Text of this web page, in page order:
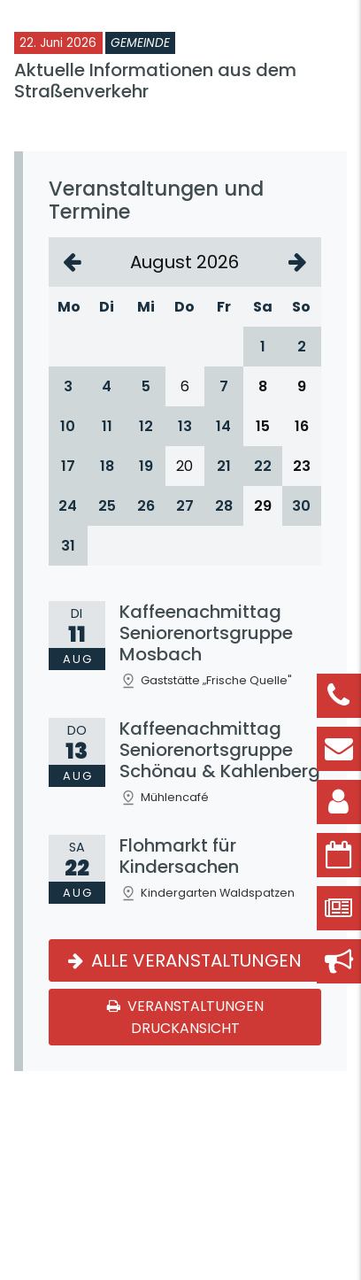
22. Juni 2026 GEMEINDE
Aktuelle Informationen aus dem
Straßenverkehr
Veranstaltungen und
Termine
August 2026
Mo Di Mi Do Fr Sa
So
1
2
3
4 5 6 7 8
9
10
11 12 13 14 15
16
17
18 19 20 21 22
23
24
25 26 27 28 29
30
31
DI
11
AUG
Kaffeenachmittag
Seniorenortsgruppe
Mosbach
Gaststätte „Frische Quelle"
DO
13
AUG
Kaffeenachmittag
Seniorenortsgruppe
Schönau & Kahlenberg
Mühlencafé
SA
22
AUG
Flohmarkt für
Kindersachen
Kindergarten Waldspatzen
ALLE VERANSTALTUNGEN
VERANSTALTUNGEN
DRUCKANSICHT